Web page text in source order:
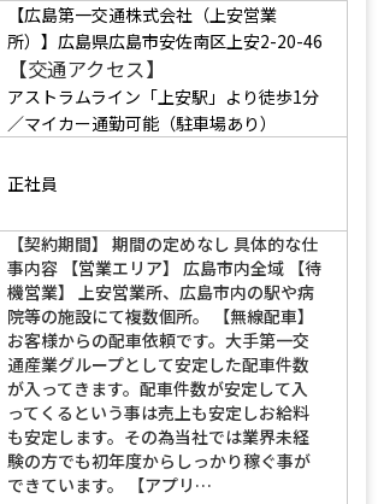
【広島第一交通株式会社（上安営業
所）】広島県広島市安佐南区上安2-20-46
【交通アクセス】
アストラムライン「上安駅」より徒歩1分
／マイカー通勤可能（駐車場あり）
正社員
【契約期間】 期間の定めなし 具体的な仕
事内容 【営業エリア】 広島市内全域 【待
機営業】 上安営業所、広島市内の駅や病
院等の施設にて複数個所。 【無線配車】
お客様からの配車依頼です。大手第一交
通産業グループとして安定した配車件数
が入ってきます。配車件数が安定して入
ってくるという事は売上も安定しお給料
も安定します。その為当社では業界未経
験の方でも初年度からしっかり稼ぐ事が
できています。 【アプリ…